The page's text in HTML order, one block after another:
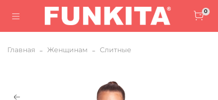
0
Главная Женщинам Слитные